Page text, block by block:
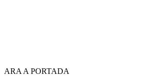
ARA A PORTADA